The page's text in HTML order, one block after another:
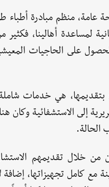
منظم مبادرة أطباء
لمساعدة أهالينا،
على الحاجيات
بتقديمها، هي خدمات
إلى الاستشفائية
الحالة.
من خلال تقديمهم
كامل تجهيزاتها، إضافة